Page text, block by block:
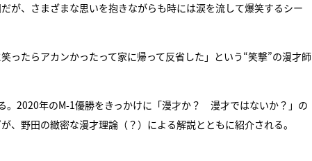
が、さまざまな思いを抱きながらも時には涙を流して爆笑するシー
ったらアカンかったって家に帰って反省した」という“笑撃”の漫才師
。2020年のM-1優勝をきっかけに「漫才か？ 漫才ではないか？」の
野田の緻密な漫才理論（？）による解説とともに紹介される。